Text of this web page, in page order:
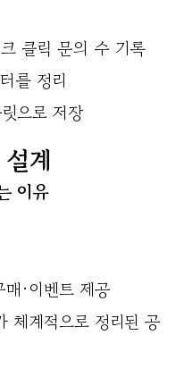
클릭 문의 수 기록
를 정리
으로 저장
계
이유
·이벤트 제공
체계적으로 정리된 공